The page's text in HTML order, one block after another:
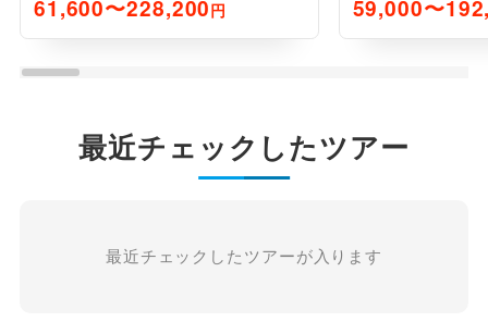
61,600〜228,200円 59,000〜
最近チェックしたツアー
最近チェックしたツアーが入ります